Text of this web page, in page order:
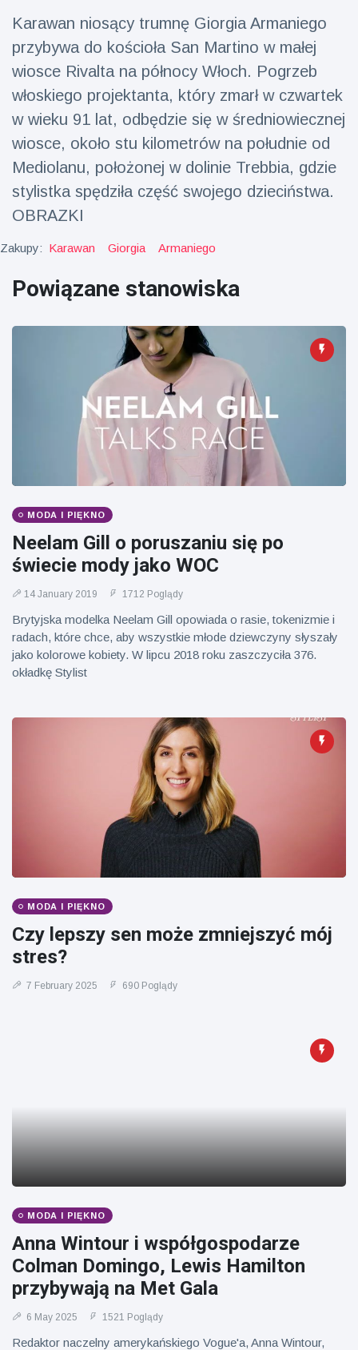
Podróże i przygody
Najnowsze
wiadomości
Ucieczka z
'kajdanek'
publiczność
świętują
tapira
nizinne w
brytyjskim
zoo od 14 lat
Mężczyzna z
Florydy
aresztowany
po odpaleniu
fajerwerków
z jadącego
samochodu
16 July
Poglądy
Karawan niosący trumnę Giorgia Armaniego
przybywa do kościoła San Martino w małej
wiosce Rivalta na północy Włoch. Pogrzeb
włoskiego projektanta, który zmarł w czwartek
w wieku 91 lat, odbędzie się w średniowiecznej
wiosce, około stu kilometrów na południe od
Mediolanu, położonej w dolinie Trebbia, gdzie
stylistka spędziła część swojego dzieciństwa.
OBRAZKI
Zakupy: Karawan Giorgia Armaniego
Powiązane stanowiska
MODA I PIĘKNO
Neelam Gill o poruszaniu się po
świecie mody jako WOC
14 January 2019 1712 Poglądy
Brytyjska modelka Neelam Gill opowiada o rasie, tokenizmie i
radach, które chce, aby wszystkie młode dziewczyny słyszały
jako kolorowe kobiety. W lipcu 2018 roku zaszczyciła 376.
okładkę Stylist
MODA I PIĘKNO
Czy lepszy sen może zmniejszyć mój
stres?
7 February 2025 690 Poglądy
MODA I PIĘKNO
Anna Wintour i współgospodarze
Colman Domingo, Lewis Hamilton
przybywają na Met Gala
6 May 2025 1521 Poglądy
Redaktor naczelny amerykańskiego Vogue'a, Anna Wintour,